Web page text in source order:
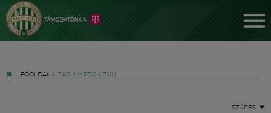
FŐOLDAL » TAG: MYRTO UZUNI
SZŰRÉS